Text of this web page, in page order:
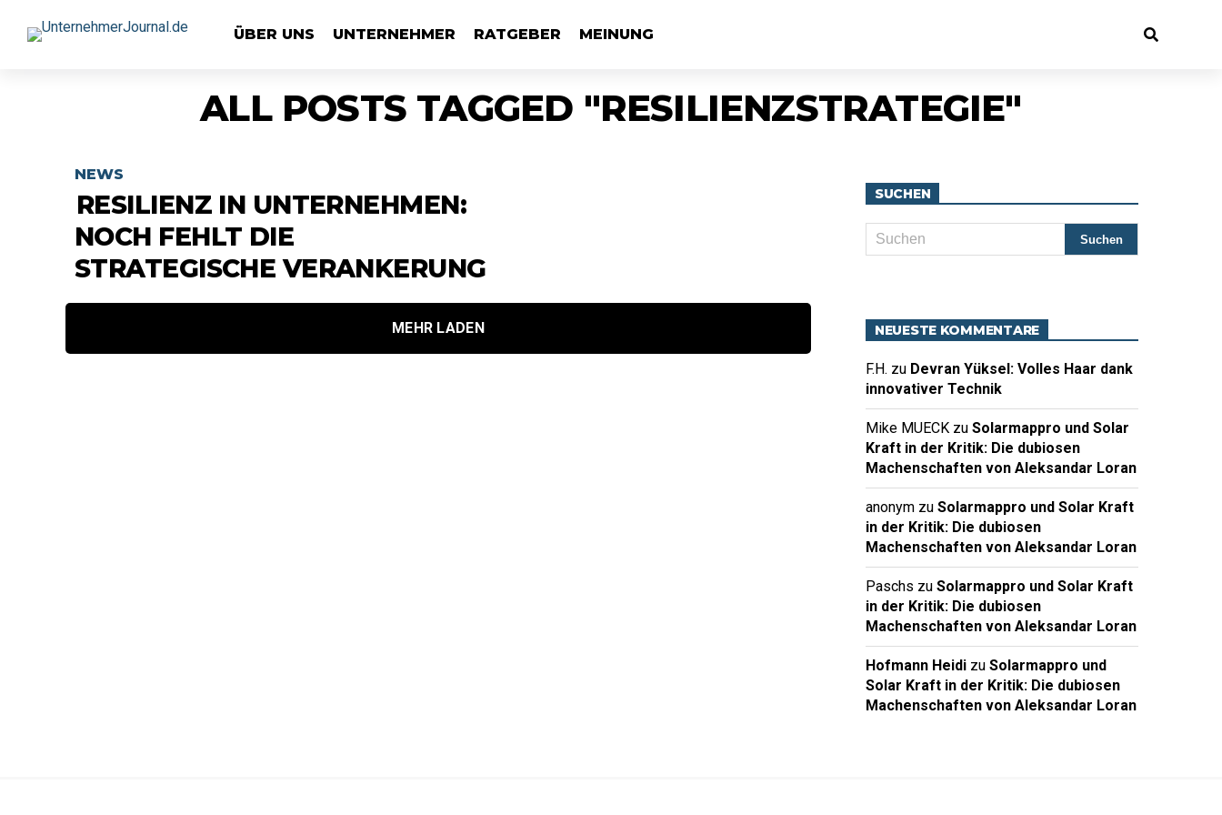
ÜBER UNS UNTERNEHMER RATGEBER MEINUNG
ALL POSTS TAGGED "RESILIENZSTRATEGIE"
NEWS
RESILIENZ IN UNTERNEHMEN:
NOCH FEHLT DIE
STRATEGISCHE VERANKERUNG
MEHR LADEN
SUCHEN
NEUESTE KOMMENTARE
F.H. zu Devran Yüksel: Volles Haar dank
innovativer Technik
Mike MUECK zu Solarmappro und Solar
Kraft in der Kritik: Die dubiosen
Machenschaften von Aleksandar Loran
anonym zu Solarmappro und Solar Kraft
in der Kritik: Die dubiosen
Machenschaften von Aleksandar Loran
Paschs zu Solarmappro und Solar Kraft
in der Kritik: Die dubiosen
Machenschaften von Aleksandar Loran
Hofmann Heidi zu Solarmappro und
Solar Kraft in der Kritik: Die dubiosen
Machenschaften von Aleksandar Loran